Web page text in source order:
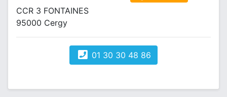
CCR 3 FONTAINES
95000 Cergy
01 30 30 48 86